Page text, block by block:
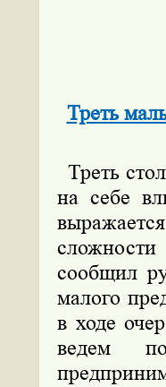
Треть
Треть
на себе
сообщил
малого
в ходе
ведем